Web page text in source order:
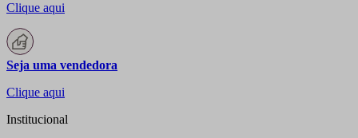
Clique aqui
Seja uma vendedora
Clique aqui
Institucional